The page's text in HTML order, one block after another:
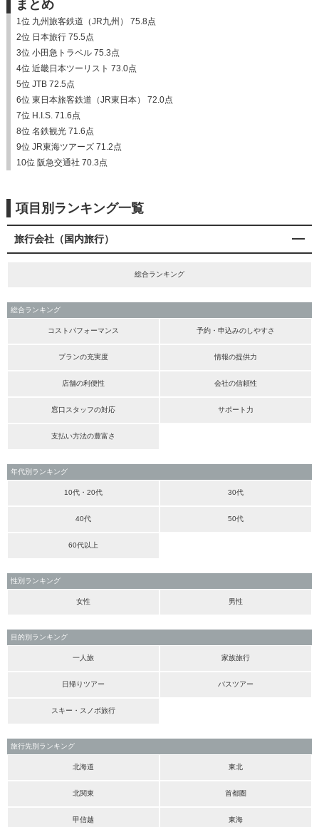
まとめ
1位 九州旅客鉄道（JR九州） 75.8点
2位 日本旅行 75.5点
3位 小田急トラベル 75.3点
4位 近畿日本ツーリスト 73.0点
5位 JTB 72.5点
6位 東日本旅客鉄道（JR東日本） 72.0点
7位 H.I.S. 71.6点
8位 名鉄観光 71.6点
9位 JR東海ツアーズ 71.2点
10位 阪急交通社 70.3点
項目別ランキング一覧
旅行会社（国内旅行）
総合ランキング
総合ランキング
コストパフォーマンス 予約・申込みのしやすさ
プランの充実度 情報の提供力
店舗の利便性 会社の信頼性
窓口スタッフの対応 サポート力
支払い方法の豊富さ
年代別ランキング
10代・20代 30代
40代 50代
60代以上
性別ランキング
女性 男性
目的別ランキング
一人旅 家族旅行
日帰りツアー バスツアー
スキー・スノボ旅行
旅行先別ランキング
北海道 東北
北関東 首都圏
甲信越 東海